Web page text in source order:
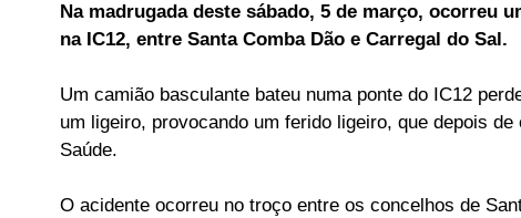
EMPRESAS ARTIGOS LUSA ELEIÇÕES SABORES E
Na madrugada deste sábado, 5 de março, ocorreu
na IC12, entre Santa Comba Dão e Carregal do Sal.
Um camião basculante bateu numa ponte do IC12
um ligeiro, provocando um ferido ligeiro, que depois
Saúde.
O acidente ocorreu no troço entre os concelhos de